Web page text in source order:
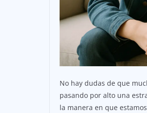
No hay dudas de que
pasando por alto una
la manera en que